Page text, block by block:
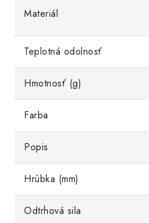
Materiál
Teplotná odolnosť
Hmotnosť (g)
Farba
Popis
Hrúbka (mm)
Odtrhová sila